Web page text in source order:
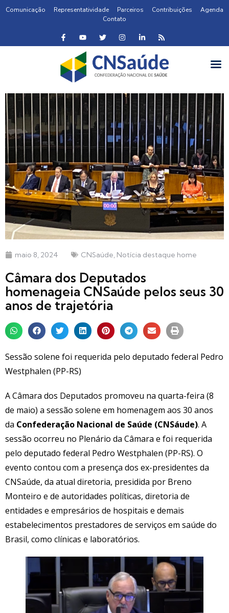
Comunicação Representatividade Parceiros Contribuições
Agenda
Contato
maio 8, 2024 CNSaúde, Notícia destaque home
Câmara dos Deputados
homenageia CNSaúde pelos seus 30
anos de trajetória
Sessão solene foi requerida pelo deputado federal Pedro
Westphalen (PP-RS)
A Câmara dos Deputados promoveu na quarta-feira (8
de maio) a sessão solene em homenagem aos 30 anos
da Confederação Nacional de Saúde (CNSáude). A
sessão ocorreu no Plenário da Câmara e foi requerida
pelo deputado federal Pedro Westphalen (PP-RS). O
evento contou com a presença dos ex-presidentes da
CNSaúde, da atual diretoria, presidida por Breno
Monteiro e de autoridades políticas, diretoria de
entidades e empresários de hospitais e demais
estabelecimentos prestadores de serviços em saúde do
Brasil, como clínicas e laboratórios.